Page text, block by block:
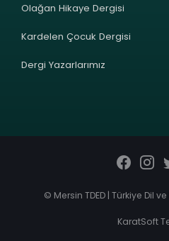
Olağan Hikaye Dergisi
Kardelen Çocuk Dergisi
Dergi Yazarlarımız
© Mersin TDED | Türkiye Dil
KaratSoft